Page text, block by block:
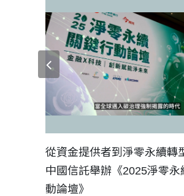
從資金提供者到淨零永續轉
中國信託舉辦《2025淨零永
動論壇》